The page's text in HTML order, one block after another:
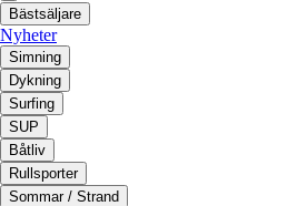
Bästsäljare
Nyheter
Simning
Dykning
Surfing
SUP
Båtliv
Rullsporter
Sommar / Strand